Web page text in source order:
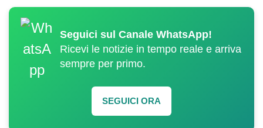
Seguici sul Canale WhatsApp!
Ricevi le notizie in tempo reale e arriva
sempre per primo.
SEGUICI ORA